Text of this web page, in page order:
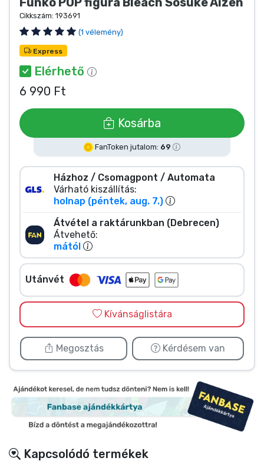
Cikkszám: 193691
(1 vélemény)
Express
Elérhető
6 990 Ft
Kosárba
FanToken jutalom: 69
Házhoz / Csomagpont / Automata
Várható kiszállítás:
holnap (péntek, aug. 7.)
Átvétel a raktárunkban (Debrecen)
Átvehető:
mától
Utánvét
Kívánságlistára
Megosztás Kérdésem van
Kapcsolódó termékek
Sportos cuccok
Zenés cuccok
Terméktípusok
Márkák